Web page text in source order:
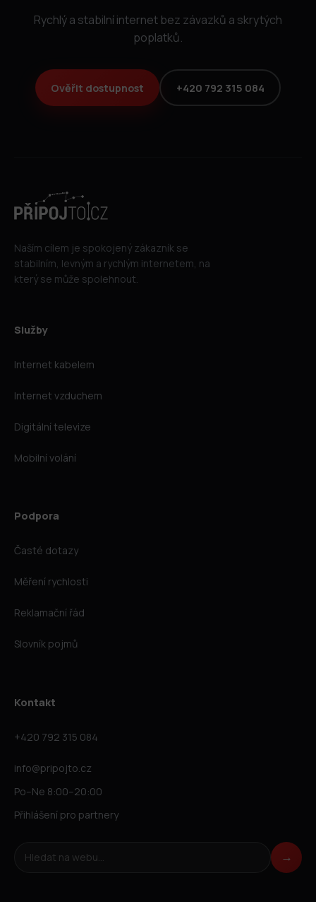
Rychlý a stabilní internet bez závazků a skrytých
poplatků.
Ověřit dostupnost +420 792 315 084
Naším cílem je spokojený zákazník se
stabilním, levným a rychlým internetem, na
který se může spolehnout.
Služby
Internet kabelem
Internet vzduchem
Digitální televize
Mobilní volání
Podpora
Časté dotazy
Měření rychlosti
Reklamační řád
Slovník pojmů
Kontakt
+420 792 315 084
info@pripojto.cz
Po–Ne 8:00–20:00
Přihlášení pro partnery
Hledat na webu →